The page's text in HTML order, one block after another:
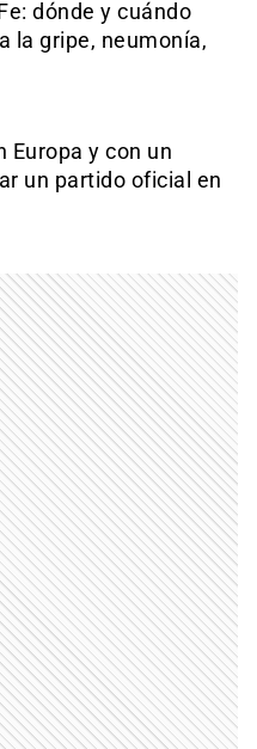
dónde y cuándo
la gripe, neumonía,
Europa y con un
un partido oficial en